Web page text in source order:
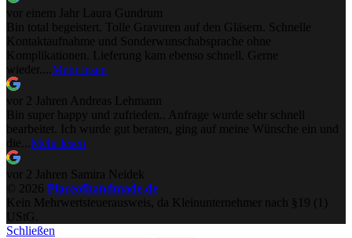
vor einem Jahr
Laura Gundrum
Bin total begeistert. Tolle Gravuren auf den Gläsern. Schnelle
Kontaktaufnahme und Sonderwunschabsprache ohne
Komplikationen. Lieferung kam ebenso schnell. Gerne
wieder.... Mehr lesen
vor 2 Jahren Andreas Lehmann
Bin super happy und zufrieden.. Anfrage wurde sehr schnell
bearbeitet. Ich wurde gut beraten, ging auf meine Wünsche ein und
die... Mehr lesen
vor 2 Jahren Samira Neidek
© 2026 Placeofhandmade.de
Kein Mehrwertsteuerausweis, da Kleinunternehmer nach §19 (1)
UStG.
Schließen